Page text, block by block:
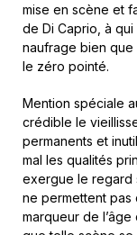
mise en scène et
de Di Caprio, à qui
naufrage bien
le zéro pointé.
Mention spéciale
crédible le
permanents et
mal les qualités
exergue le regard
ne permettent pas
marqueur de